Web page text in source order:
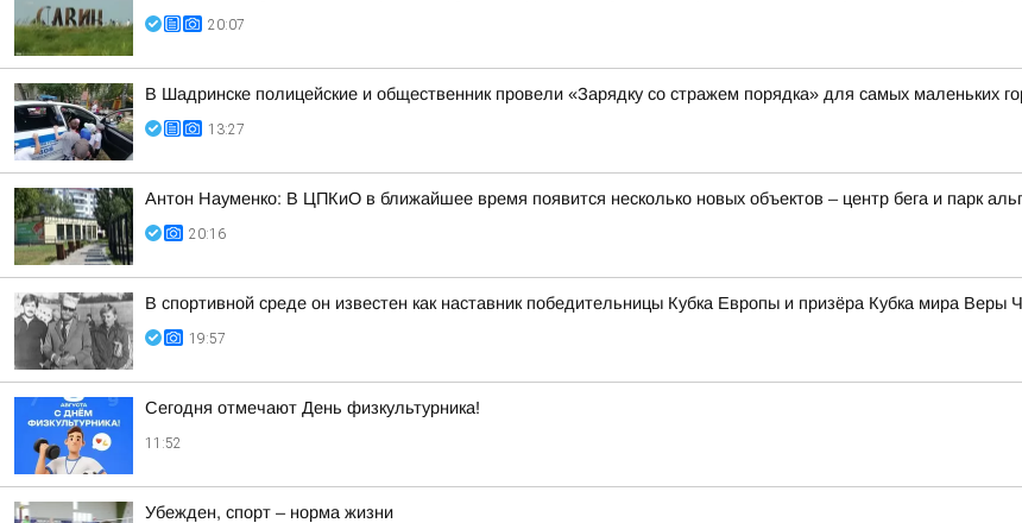
20:07
В Шадринске полицейские и общественник провели «Зарядку со стражем порядка» для самых маленьких
13:27
Антон Науменко: В ЦПКиО в ближайшее время появится несколько новых объектов – центр бега и парк
20:16
В спортивной среде он известен как наставник победительницы Кубка Европы и призёра Кубка мира
19:57
Сегодня отмечают День физкультурника!
11:52
Убежден, спорт – норма жизни